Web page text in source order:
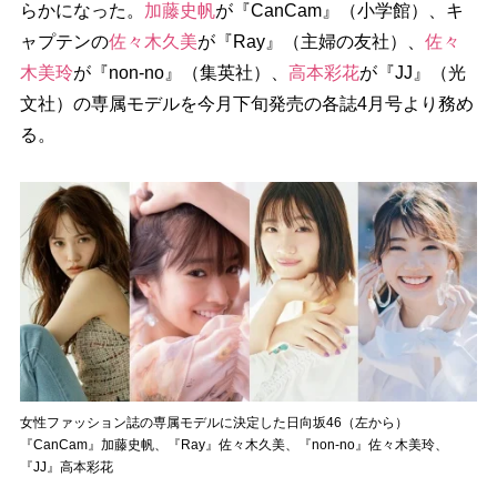
らかになった。 加藤史帆が『CanCam』（小学館）、キ
ャプテンの佐々木久美が『Ray』（主婦の友社）、 佐々
木美玲が『non-no』（集英社）、 高本彩花が『JJ』（光
文社）の専属モデルを今月下旬発売の各誌4月号より務め
る。
女性ファッション誌の専属モデルに決定した日向坂46（左から）
『CanCam』加藤史帆、『Ray』佐々木久美、『non-no』佐々木美玲、
『JJ』高本彩花